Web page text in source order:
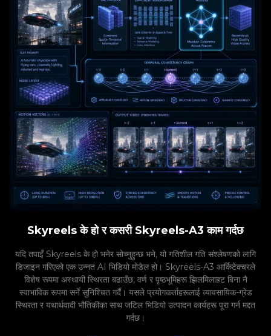
Skyreels के हो र कसरी Skyreels-A3 काम गर्दछ
यदि तपाइँ Skyreels के हो भनेर सोच्नुहुन्छ भने, यो गतिशील गति संश्लेषणको लागि
डिजाइन गरिएको एक उन्नत AI भिडियो मोडेल हो। Skyreels-A3 आर्किटेक्चरले
विशेष रूपमा अस्थायी स्थिरता बढाउँछ, वर्ण र पृष्ठभूमिहरू झिलमिलाहट बिना नै
स्वाभाविक रूपमा सर्ने सुनिश्चित गर्दै। यसले प्रयोगकर्ताहरूलाई व्यावसायिक-ग्रेड
स्थिरता र यथार्थवादी भौतिकीका साथ जटिल भिडियो उत्पादन कार्यहरू पूरा गर्न मद्दत
गर्दछ।